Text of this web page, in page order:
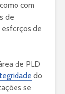
com
de
esforços de
de PLD
do
se